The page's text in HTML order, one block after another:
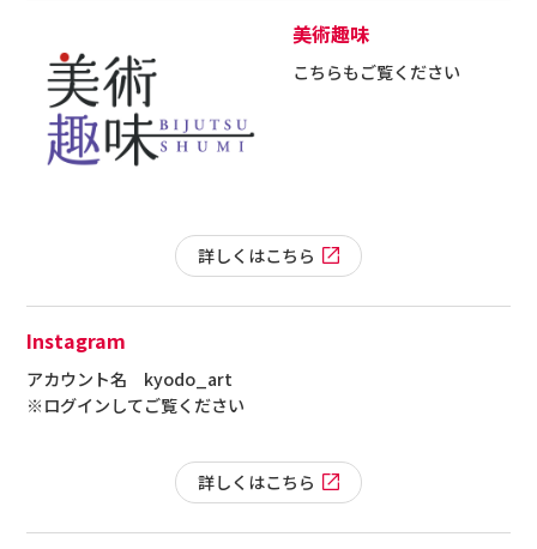
美術趣味
こちらもご覧ください
詳しくはこちら
Instagram
アカウント名 kyodo_art
※ログインしてご覧ください
詳しくはこちら